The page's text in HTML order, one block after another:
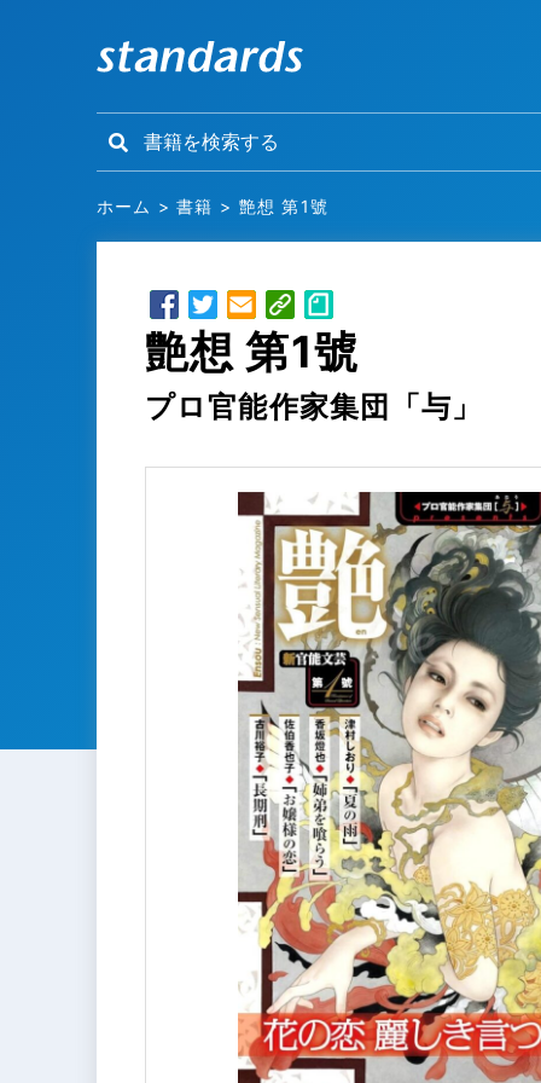
ホーム >書籍 > 艶想 第1號
艶想 第1號
プロ官能作家集団「与」